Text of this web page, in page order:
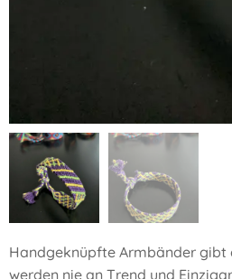
Handgeknüpfte Armbänder gibt
werden nie an Trend und